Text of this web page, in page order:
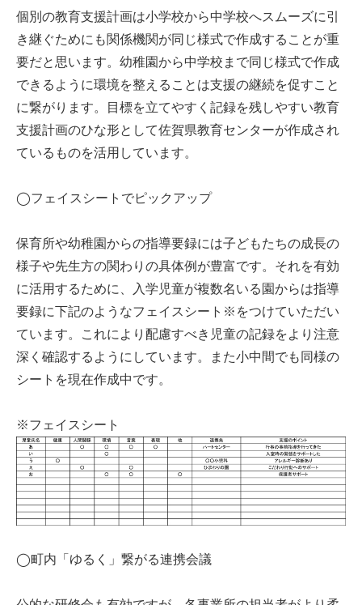
個別の教育支援計画は小学校から中学校へスムーズに引
き継ぐためにも関係機関が同じ様式で作成することが重
要だと思います。幼稚園から中学校まで同じ様式で作成
できるように環境を整えることは支援の継続を促すこと
に繋がります。目標を立てやすく記録を残しやすい教育
支援計画のひな形として佐賀県教育センターが作成され
ているものを活用しています。
◯フェイスシートでピックアップ
保育所や幼稚園からの指導要録には子どもたちの成長の
様子や先生方の関わりの具体例が豊富です。それを有効
に活用するために、入学児童が複数名いる園からは指導
要録に下記のようなフェイスシート※をつけていただい
ています。これにより配慮すべき児童の記録をより注意
深く確認するようにしています。また小中間でも同様の
シートを現在作成中です。
※フェイスシート
◯町内「ゆるく」繋がる連携会議